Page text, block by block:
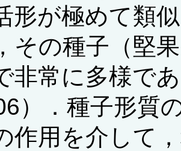
形が極めて類
その種子（堅
非常に多様で
）．種子形質
作用を介して